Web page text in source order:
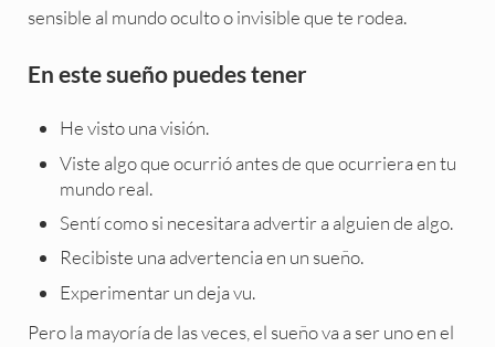
sensible al mundo oculto o invisible que te rodea.
En este sueño puedes tener
He visto una visión.
Viste algo que ocurrió antes de que ocurriera en tu
mundo real.
Sentí como si necesitara advertir a alguien de algo.
Recibiste una advertencia en un sueño.
Experimentar un deja vu.
Pero la mayoría de las veces, el sueño va a ser uno en el